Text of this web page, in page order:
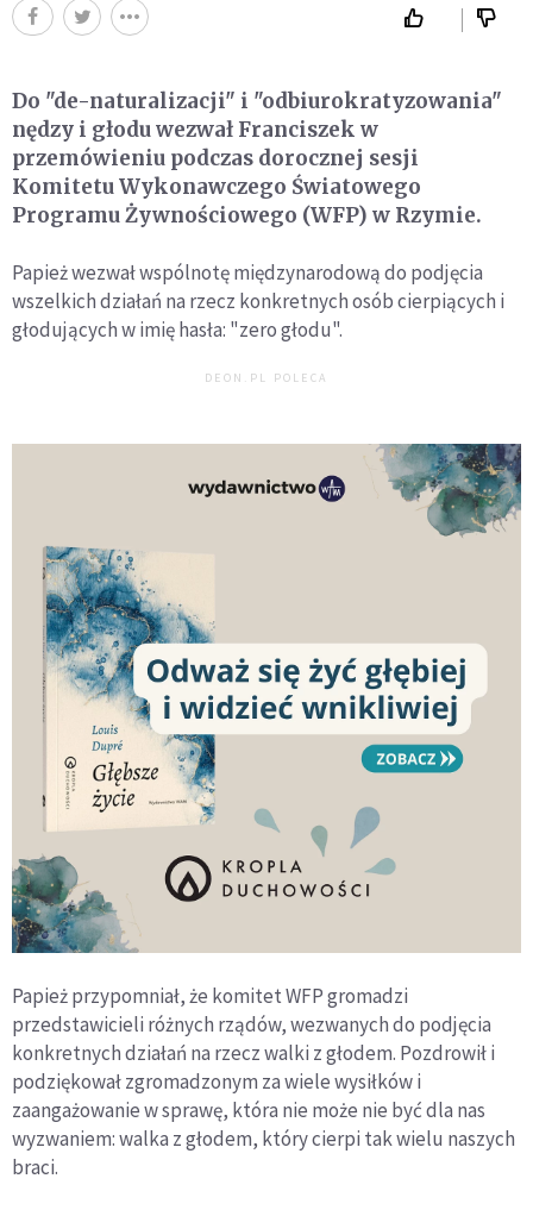
Do "de-naturalizacji" i "odbiurokratyzowania"
nędzy i głodu wezwał Franciszek w
przemówieniu podczas dorocznej sesji
Komitetu Wykonawczego Światowego
Programu Żywnościowego (WFP) w Rzymie.
Papież wezwał wspólnotę międzynarodową do podjęcia
wszelkich działań na rzecz konkretnych osób cierpiących i
głodujących w imię hasła: "zero głodu".
DEON.PL POLECA
Papież przypomniał, że komitet WFP gromadzi
przedstawicieli różnych rządów, wezwanych do podjęcia
konkretnych działań na rzecz walki z głodem. Pozdrowił i
podziękował zgromadzonym za wiele wysiłków i
zaangażowanie w sprawę, która nie może nie być dla nas
wyzwaniem: walka z głodem, który cierpi tak wielu naszych
braci.